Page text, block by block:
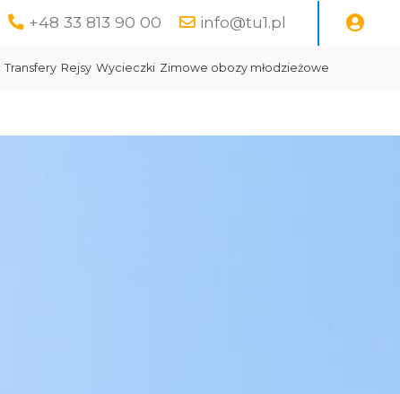
+48 33 813 90 00 info@tu1.pl
Transfery Rejsy Wycieczki Zimowe obozy młodzieżowe